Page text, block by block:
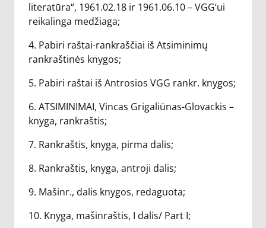
literatūra“, 1961.02.18 ir 1961.06.10 – VGG‘ui
reikalinga medžiaga;
4. Pabiri raštai-rankraščiai iš Atsiminimų
rankraštinės knygos;
5. Pabiri raštai iš Antrosios VGG rankr. knygos;
6. ATSIMINIMAI, Vincas Grigaliūnas-Glovackis –
knyga, rankraštis;
7. Rankraštis, knyga, pirma dalis;
8. Rankraštis, knyga, antroji dalis;
9. Mašinr., dalis knygos, redaguota;
10. Knyga, mašinraštis, I dalis/ Part I;